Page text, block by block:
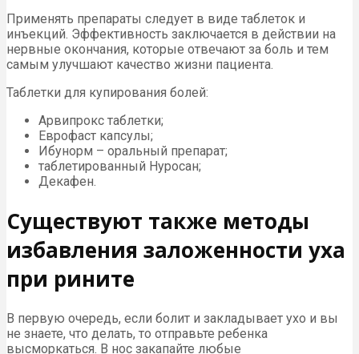
Применять препараты следует в виде таблеток и
инъекций. Эффективность заключается в действии на
нервные окончания, которые отвечают за боль и тем
самым улучшают качество жизни пациента.
Таблетки для купирования болей:
Арвипрокс таблетки;
Еврофаст капсулы;
Ибунорм – оральный препарат;
таблетированный Нуросан;
Декафен.
Существуют также методы
избавления заложенности уха
при рините
В первую очередь, если болит и закладывает ухо и вы
не знаете, что делать, то отправьте ребенка
высморкаться. В нос закапайте любые